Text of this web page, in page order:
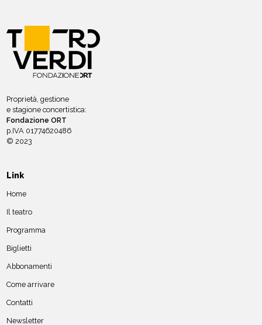
Proprietà, gestione
e stagione concertistica:
Fondazione ORT
p.IVA 01774620486
© 2023
Link
Home
Il teatro
Programma
Biglietti
Abbonamenti
Come arrivare
Contatti
Newsletter